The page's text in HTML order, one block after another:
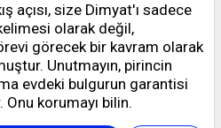
açısı, size Dimyat'ı sadece
olarak değil,
görecek bir kavram olarak
Unutmayın, pirincin
evdeki bulgurun garantisi
korumayı bilin.